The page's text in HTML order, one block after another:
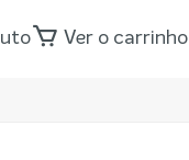
Ver o carrinho